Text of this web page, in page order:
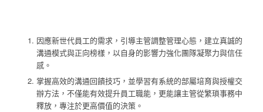
因應新世代員工的需求，引導主管調整管理心態，建立真誠的
溝通模式與正向榜樣，以自身的影響力強化團隊凝聚力與信任
感。
掌握高效的溝通回饋技巧，並學習有系統的部屬培育與授權交
辦方法，不僅能有效提升員工職能，更能讓主管從繁瑣事務中
釋放，專注於更高價值的決策。